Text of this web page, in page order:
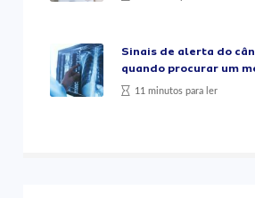
Sinais de alerta do
quando procurar um
11 minutos para ler